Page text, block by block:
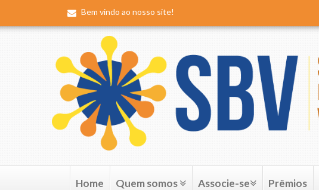
Bem vindo ao nosso site!
Home Quem somos Associe-se Prêmios